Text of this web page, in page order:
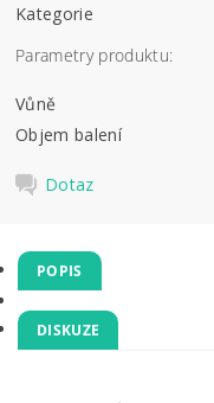
Kategorie
Parametry produktu:
Vůně
Objem balení
Dotaz
POPIS
DISKUZE